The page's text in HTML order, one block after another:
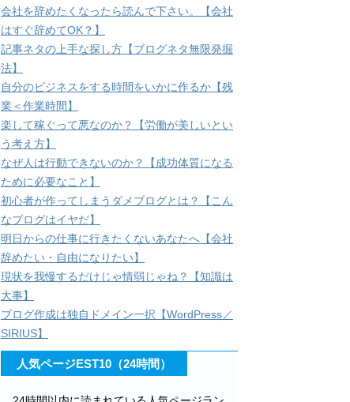
会社を辞めたくなったら読んで下さい。【会社
はすぐ辞めてOK？】
記事ネタの上手な探し方【ブログネタ無限発掘
法】
自分のビジネスをする時間をいかに作るか【残
業＜作業時間】
楽して稼ぐって悪なのか？【労働が美しいとい
う考え方】
なぜ人は行動できないのか？【成功体質になる
ために必要なこと】
初心者が作ってしまうダメブログとは？【こん
なブログはイヤだ】
明日からの仕事に行きたくないあなたへ【会社
辞めたい・自由になりたい】
現状を我慢するだけじゃ情弱じゃね？【知識は
大事】
ブログ作成は独自ドメイン一択【WordPress／
SIRIUS】
人気ページEST10（24時間）